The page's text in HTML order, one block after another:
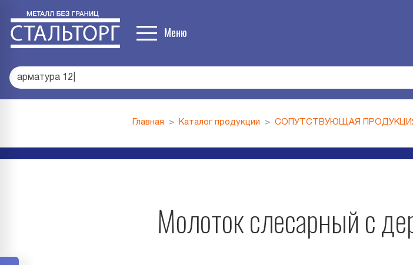
Меню
арматура 12
Главная Каталог продукции СОПУТСТВУЮЩАЯ
Молоток слесарный с